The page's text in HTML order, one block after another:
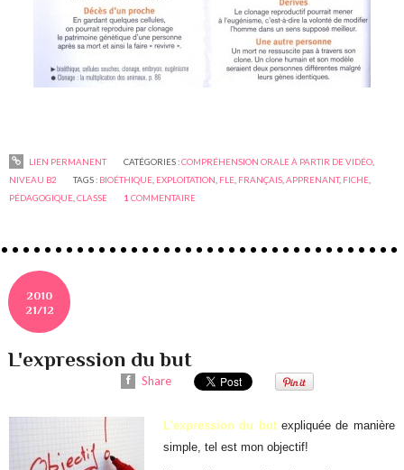
LIEN PERMANENT CATÉGORIES :COMPRÉHENSION ORALE À PARTIR DE VIDÉO,
NIVEAU B2
TAGS : BIOÉTHIQUE EXPLOITATION FLE FRANÇAIS ,APPRENANT, FICHE
PÉDAGOGIQUE ,CLASSE 1 COMMENTAIRE
2010
21/12
L'expression du but
Share
L'expression du butexpliquée de manière
simple, tel est mon objectif!